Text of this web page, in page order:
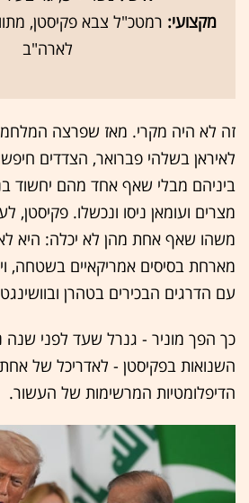
מקצועי: רמטכ"ל צבא פקיסטן,
לארה"ב
זה לא היה מקרי. מאז שפרצה
לאיראן בשלהי פברואר, הצדדים
ביניהם מבלי שאף אחד מהם יחשוד
מצרים ועומאן ניסו ונכשלו. פקיסטן,
משהו שאף אחת מהן לא יכלה: היא לא
מארחת בסיסים אמריקאיים בשטחה,
עם הדרגים הבכירים בטהרן
כך הפך מוניר - גנרל שעד לפני
השנואות בפקיסטן - לאדריכל של
הדיפלומטיות המרשימות של העשור.